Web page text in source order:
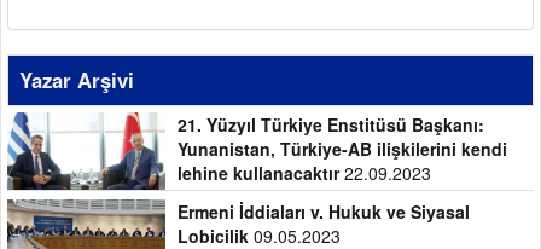
Yazar Arşivi
21. Yüzyıl Türkiye Enstitüsü Başkanı:
Yunanistan, Türkiye-AB ilişkilerini kendi
lehine kullanacaktır22.09.2023
Ermeni İddiaları v. Hukuk ve Siyasal
Lobicilik09.05.2023